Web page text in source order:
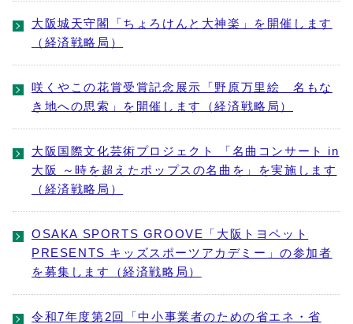
大阪城天守閣「ちょろけんと大神楽」を開催します
（経済戦略局）
咲くやこの花賞受賞記念展示「野原万里絵 名もな
き地への思索」を開催します（経済戦略局）
大阪国際文化芸術プロジェクト 「名曲コンサート in
大阪 ～時を超えたポップスの名曲を」を実施します
（経済戦略局）
OSAKA SPORTS GROOVE「大阪トヨペット
PRESENTS キッズスポーツアカデミー」の参加者
を募集します（経済戦略局）
令和7年度第2回「中小事業者のための省エネ・省